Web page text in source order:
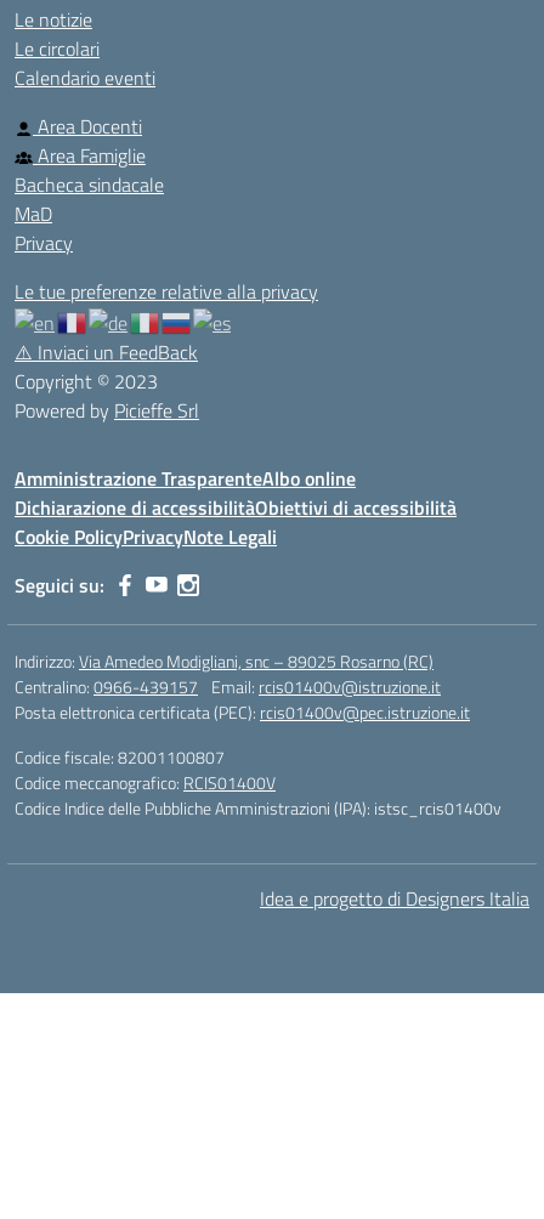
Le notizie
Le circolari
Calendario eventi
Area Docenti
Area Famiglie
Bacheca sindacale
MaD
Privacy
Le tue preferenze relative alla privacy
⚠️ Inviaci un FeedBack
Copyright © 2023
Powered by Picieffe Srl
Amministrazione TrasparenteAlbo online
Dichiarazione di accessibilitàObiettivi di accessibilità
Cookie PolicyPrivacyNote Legali
Seguici su:
Indirizzo:Via Amedeo Modigliani, snc – 89025 Rosarno (RC)
Centralino:0966-439157 Email: rcis01400v@istruzione.it
Posta elettronica certificata (PEC): rcis01400v@pec.istruzione.it
Codice fiscale: 82001100807
Codice meccanografico: RCIS01400V
Codice Indice delle Pubbliche Amministrazioni (IPA): istsc_rcis01400v
Idea e progetto di Designers Italia